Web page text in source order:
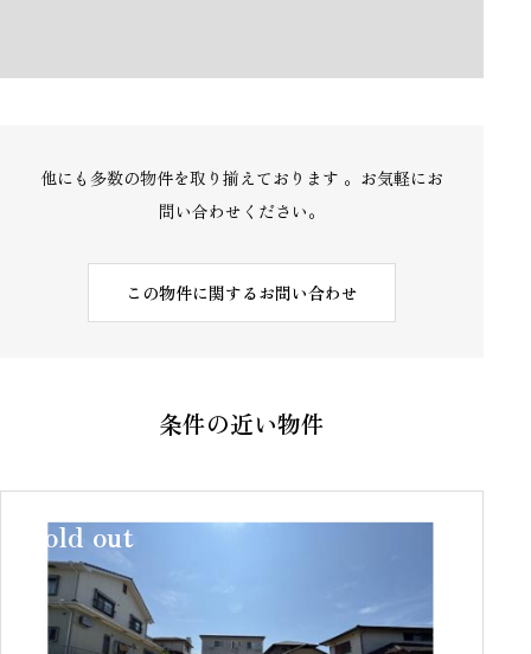
他にも多数の物件を取り揃えております 。お気軽にお
問い合わせください。
この物件に関するお問い合わせ
条件の近い物件
sold out